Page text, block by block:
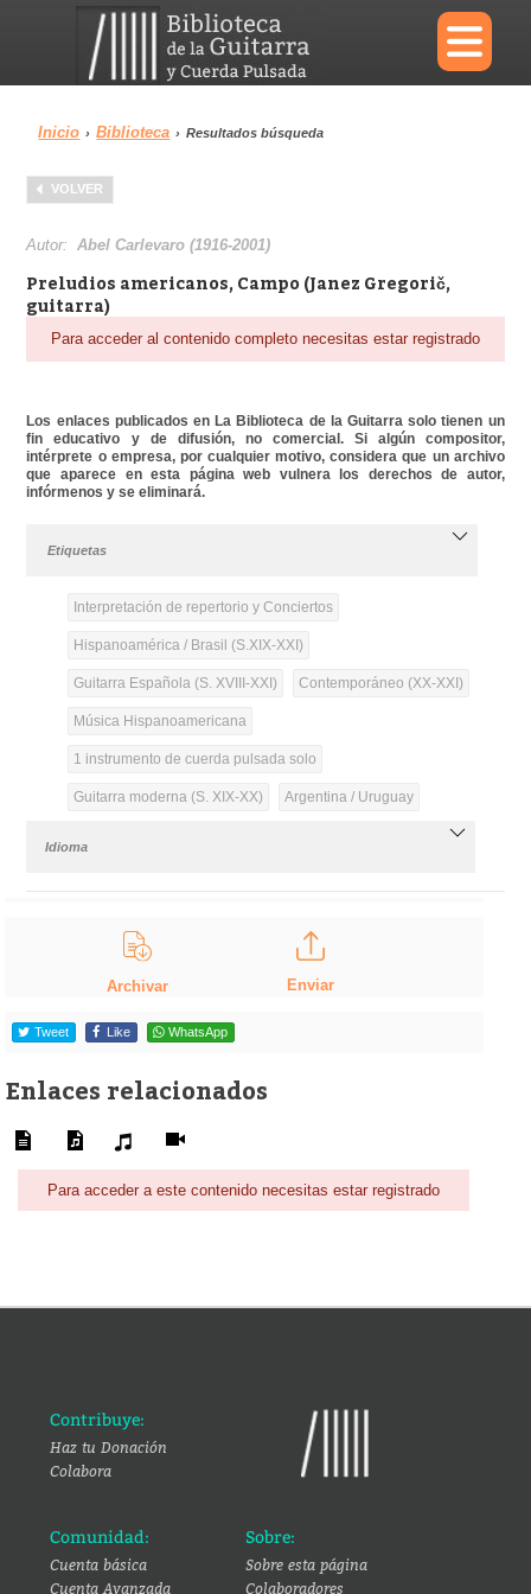
×
Menu
Biblioteca
Área personal Reproductor
Inicio › Biblioteca › Resultados búsqueda
VOLVER
Autor:Abel Carlevaro (1916-2001)
Preludios americanos, Campo (Janez Gregorič,
guitarra)
Para acceder al contenido completo necesitas estar registrado
Los enlaces publicados en La Biblioteca de la Guitarra solo tienen un
fin educativo y de difusión, no comercial. Si algún compositor,
intérprete o empresa, por cualquier motivo, considera que un archivo
que aparece en esta página web vulnera los derechos de autor,
infórmenos y se eliminará.
Etiquetas
Interpretación de repertorio y Conciertos
Hispanoamérica / Brasil (S.XIX-XXI)
Guitarra Española (S. XVIII-XXI) Contemporáneo (XX-XXI)
Música Hispanoamericana
1 instrumento de cuerda pulsada solo
Guitarra moderna (S. XIX-XX) Argentina / Uruguay
Idioma
Archivar Enviar
Tweet Like WhatsApp
Enlaces relacionados
Para acceder a este contenido necesitas estar registrado
Contribuye:
Haz tu Donación
Colabora
Comunidad:
Cuenta básica
Cuenta Avanzada
Sobre:
Sobre esta página
Colaboradores